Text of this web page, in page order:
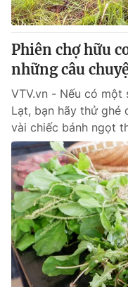
VTV4
VTV9
Liên hệ tòa soạn
THỜI BÁO VTV
Theo dõi báo trên
Cơ quan chủ quản:Đài
Cơ quan báo chí:Thời
Phiên chợ hữu
những câu
VTV.vn - Nếu có một
Lạt, bạn hãy thử ghé
vài chiếc bánh ngọt